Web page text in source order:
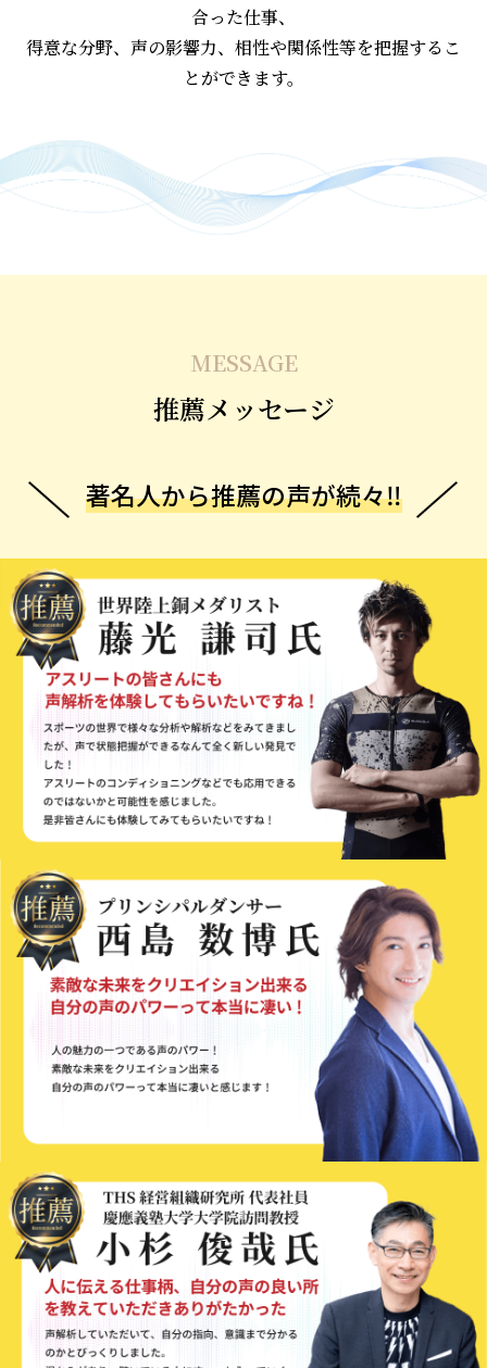
合った仕事、
得意な分野、声の影響力、相性や関係性等を把握するこ
とができます。
MESSAGE
推薦メッセージ
著名人から推薦の声が続々‼